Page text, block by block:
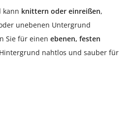
kann knittern oder einreißen,
unebenen Untergrund
Sie für einen ebenen, festen
nahtlos und sauber für